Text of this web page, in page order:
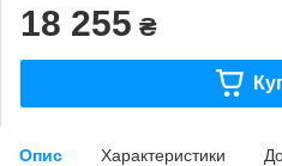
18 255 ₴
Опис Характеристики